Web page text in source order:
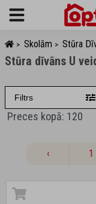
Menu
> Skolām > Stūra
Stūra dīvāns U
Filtrs
Preces kopā: 120
‹ 1